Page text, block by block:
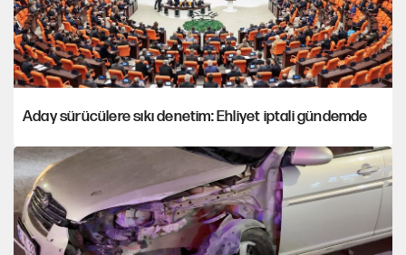
Aday sürücülere sıkı denetim: Ehliyet iptali gündemde